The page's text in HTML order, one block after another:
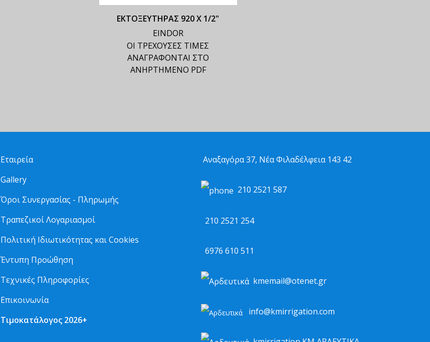
ΕΚΤΟΞΕΥΤΗΡΑΣ 920 Χ 1/2"
EINDOR
ΟΙ ΤΡΕΧΟΥΣΕΣ ΤΙΜΕΣ
ΑΝΑΓΡΑΦΟΝΤΑΙ ΣΤΟ
ΑΝΗΡΤΗΜΕΝΟ PDF
Εταιρεία
Gallery
Όροι Συνεργασίας - Πληρωμής
Τραπεζικοί Λογαριασμοί
Πολιτική Ιδιωτικότητας και Cookies
Έντυπη Προώθηση
Τεχνικές Πληροφορίες
Επικοινωνία
Τιμοκατάλογος 2026+
Αναξαγόρα 37, Νέα Φιλαδέλφεια 143 42
210 2521 587
210 2521 254
6976 610 511
kmemail@otenet.gr
info@kmirrigation.com